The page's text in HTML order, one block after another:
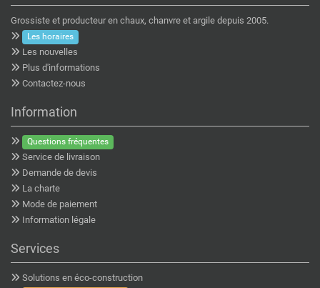
Grossiste et producteur en chaux, chanvre et argile depuis 2005.
Les horaires
Les nouvelles
Plus d'informations
Contactez-nous
Information
Questions fréquentes
Service de livraison
Demande de devis
La charte
Mode de paiement
Information légale
Services
Solutions en éco-construction